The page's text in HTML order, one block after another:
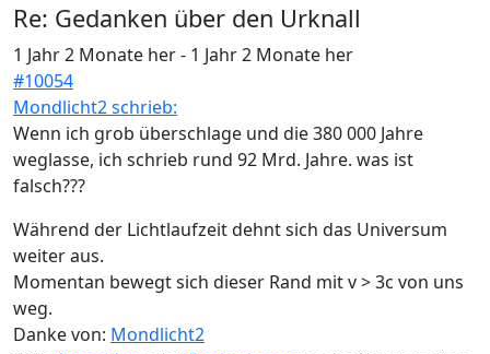
Re: Gedanken über den Urknall
1 Jahr 2 Monate her- 1 Jahr 2 Monate her
#10054
Mondlicht2 schrieb:
Wenn ich grob überschlage und die 380 000 Jahre
weglasse, ich schrieb rund 92 Mrd. Jahre. was ist
falsch???
Während der Lichtlaufzeit dehnt sich das Universum
weiter aus.
Momentan bewegt sich dieser Rand mit v > 3c von uns
weg.
Danke von: Mondlicht2